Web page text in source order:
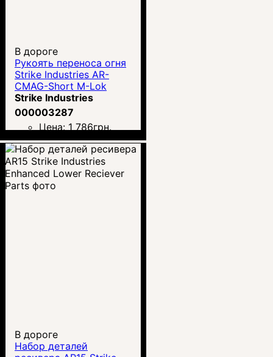
В дороге
Рукоять переноса огня
Strike Industries AR-
CMAG-Short M-Lok
Strike Industries
000003287
Цена: 1 786грн.
В дороге
Набор деталей